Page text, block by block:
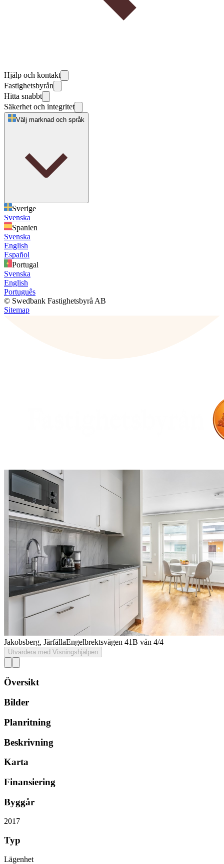
Hjälp och kontakt
Fastighetsbyrån
Hitta snabbt
Säkerhet och integritet
Välj marknad och språk
Sverige
Svenska
Spanien
Svenska
English
Español
Portugal
Svenska
English
Português
© Swedbank Fastighetsbyrå AB
Sitemap
Jakobsberg, JärfällaEngelbrektsvägen 41B vån 4/4
Utvärdera med Visningshjälpen
Översikt
Bilder
Planritning
Beskrivning
Karta
Finansiering
Byggår
2017
Typ
Lägenhet